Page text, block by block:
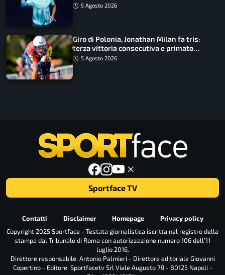
5 Agosto 2026
Giro di Polonia, Jonathan Milan fa tris:
terza vittoria consecutiva e primato
rafforzato
5 Agosto 2026
Sportface TV
Contatti Disclaimer Homepage
Privacy policy
Copyright 2025 Sportface - Testata giornalistica iscritta nel registro della
stampa dal Tribunale di Roma con autorizzazione numero 106 dell’11
luglio 2016.
Direttore responsabile: Antonio Palmieri - Direttore editoriale Giovanni
Copertino - Editore: Sportfacetv Srl Viale Augusto 79 - 80125 Napoli -